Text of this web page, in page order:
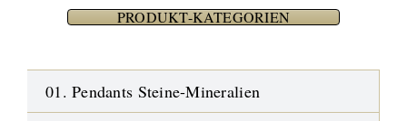
PRODUKT-KATEGORIEN
01. Pendants Steine-Mineralien